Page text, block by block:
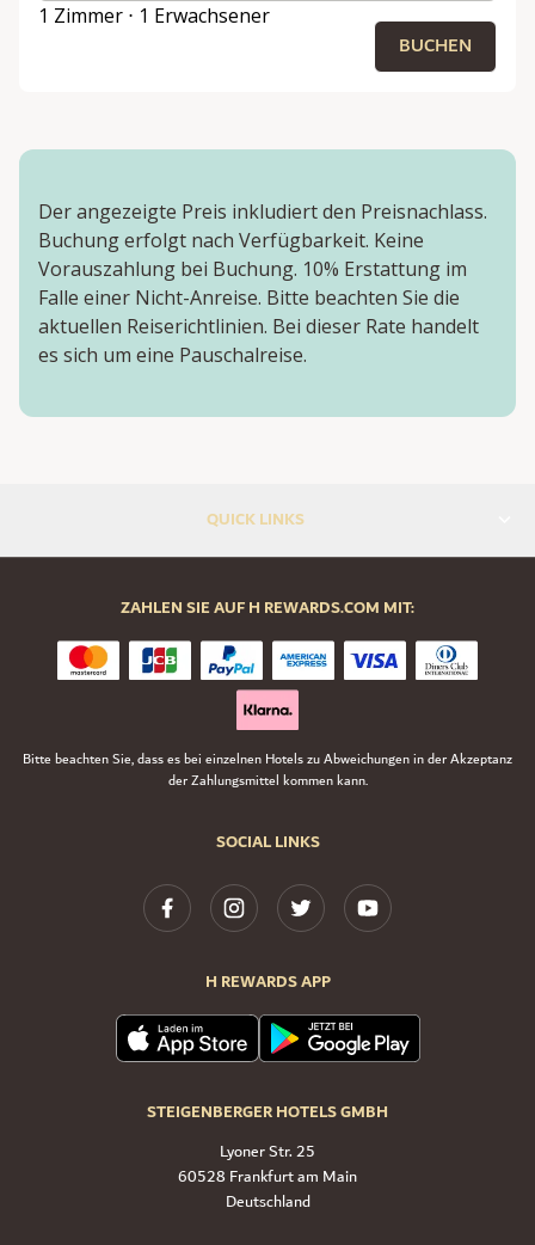
1 Zimmer ⋅ 1 Erwachsener
BUCHEN
Der angezeigte Preis inkludiert den Preisnachlass.
Buchung erfolgt nach Verfügbarkeit. Keine
Vorauszahlung bei Buchung. 10% Erstattung im
Falle einer Nicht-Anreise. Bitte beachten Sie die
aktuellen Reiserichtlinien. Bei dieser Rate handelt
es sich um eine Pauschalreise.
QUICK LINKS
SOCIAL LINKS
H REWARDS APP
STEIGENBERGER HOTELS GMBH
Lyoner Str. 25
60528 Frankfurt am Main
Deutschland
ZAHLEN SIE AUF H REWARDS.COM MIT:
Bitte beachten Sie, dass es bei einzelnen Hotels zu Abweichungen in der Akzeptanz
der Zahlungsmittel kommen kann.